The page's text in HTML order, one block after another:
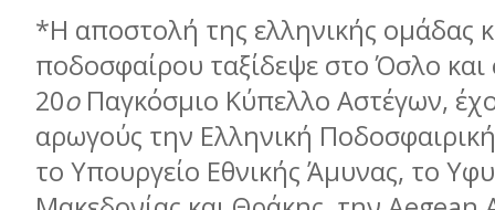
*Η αποστολή της ελληνικής ομάδας
ποδοσφαίρου ταξίδεψε στο Όσλο και
20ο Παγκόσμιο Κύπελλο Αστέγων,
αρωγούς την Ελληνική
το Yπουργείο Εθνικής Άμυνας, το